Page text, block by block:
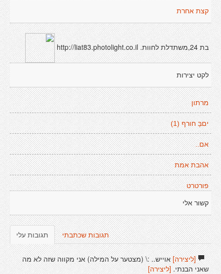
קצת אחרת
בת 24,משתדלת לחוות. http://liat83.photolight.co.il
לקט יצירות
מרתון
יםבָּ חורף (1)
אם..
אהבת אמת
פורטרט
קשור אלי
תגובות עלי תגובות שכתבתי
[ליצירה]אוייש.. :\ (מצטער על המילה) אני מקווה שזה לא מה
שאני הבנתי. [ליצירה]